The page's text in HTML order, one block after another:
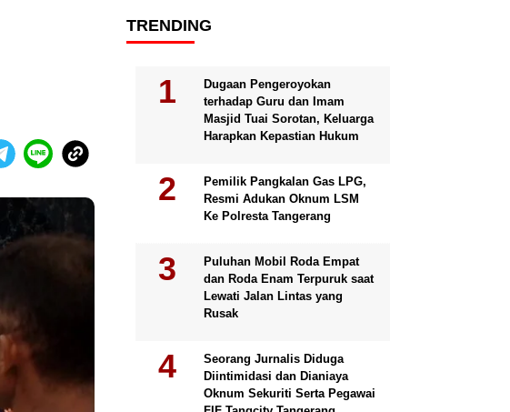
TRENDING
Dugaan Pengeroyokan
terhadap Guru dan Imam
Masjid Tuai Sorotan, Keluarga
Harapkan Kepastian Hukum
Pemilik Pangkalan Gas LPG,
Resmi Adukan Oknum LSM
Ke Polresta Tangerang
Puluhan Mobil Roda Empat
dan Roda Enam Terpuruk saat
Lewati Jalan Lintas yang
Rusak
Seorang Jurnalis Diduga
Diintimidasi dan Dianiaya
Oknum Sekuriti Serta Pegawai